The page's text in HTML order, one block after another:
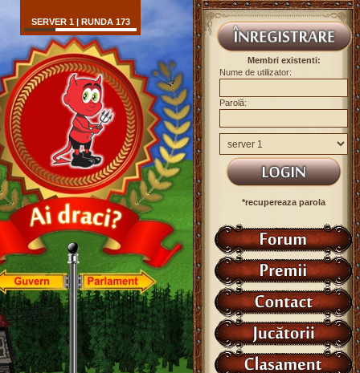
SERVER 1 | RUNDA 173
Membri existenti:
Nume de utilizator:
Parolă:
*recupereaza parola